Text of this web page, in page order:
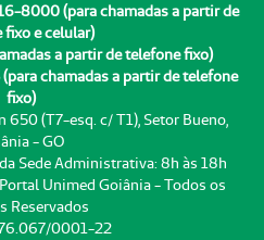
8000 (para chamadas a partir de
fixo e celular)
a partir de telefone fixo)
chamadas a partir de telefone
fixo)
650 (T7-esq. c/ T1), Setor Bueno,
- GO
Sede Administrativa: 8h às 18h
Unimed Goiânia - Todos os
Reservados
0001-22